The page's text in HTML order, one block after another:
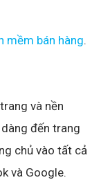
mềm bán hàng.
và nền
đến trang
chủ vào tất cả
và Google.